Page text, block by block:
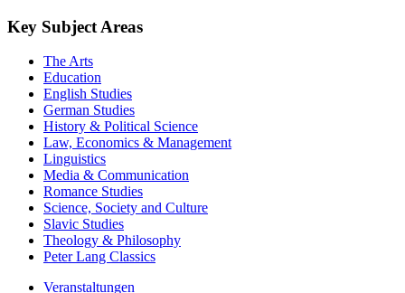
Key Subject Areas
The Arts
Education
English Studies
German Studies
History & Political Science
Law, Economics & Management
Linguistics
Media & Communication
Romance Studies
Science, Society and Culture
Slavic Studies
Theology & Philosophy
Peter Lang Classics
Veranstaltungen